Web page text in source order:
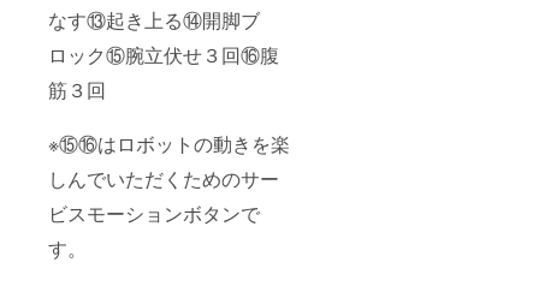
なす⑬起き上る⑭開脚ブ
ロック⑮腕立伏せ３回⑯腹
筋３回
※⑮⑯はロボットの動きを楽
しんでいただくためのサー
ビスモーションボタンで
す。